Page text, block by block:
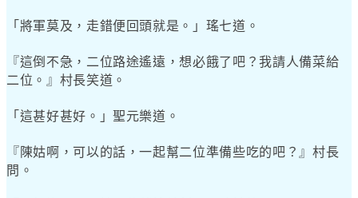
「將軍莫及，走錯便回頭就是。」瑤七道。
『這倒不急，二位路途遙遠，想必餓了吧？我請人備菜給
二位。』村長笑道。
「這甚好甚好。」聖元樂道。
『陳姑啊，可以的話，一起幫二位準備些吃的吧？』村長
問。